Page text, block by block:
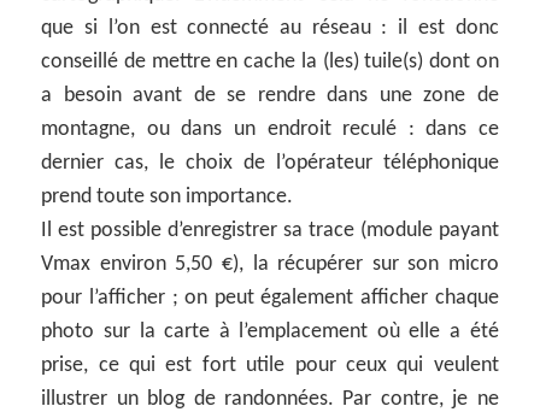
que si l’on est connecté au réseau : il est donc
conseillé de mettre en cache la (les) tuile(s) dont on
a besoin avant de se rendre dans une zone de
montagne, ou dans un endroit reculé : dans ce
dernier cas, le choix de l’opérateur téléphonique
prend toute son importance.
Il est possible d’enregistrer sa trace (module payant
Vmax environ 5,50 €), la récupérer sur son micro
pour l’afficher ; on peut également afficher chaque
photo sur la carte à l’emplacement où elle a été
prise, ce qui est fort utile pour ceux qui veulent
illustrer un blog de randonnées. Par contre, je ne